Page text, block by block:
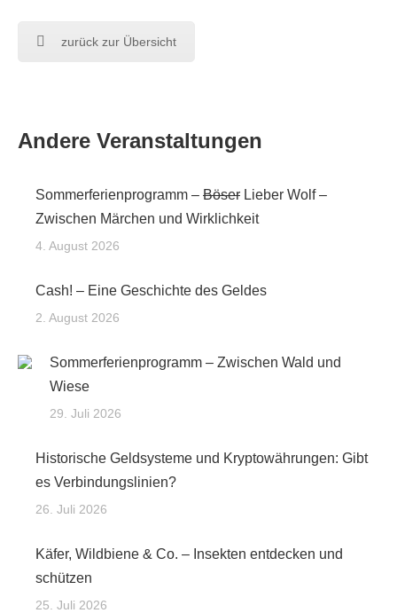
zurück zur Übersicht
Andere Veranstaltungen
Sommerferienprogramm – Böser Lieber Wolf –
Zwischen Märchen und Wirklichkeit
4. August 2026
Cash! – Eine Geschichte des Geldes
2. August 2026
Sommerferienprogramm – Zwischen Wald und
Wiese
29. Juli 2026
Historische Geldsysteme und Kryptowährungen: Gibt
es Verbindungslinien?
26. Juli 2026
Käfer, Wildbiene & Co. – Insekten entdecken und
schützen
25. Juli 2026